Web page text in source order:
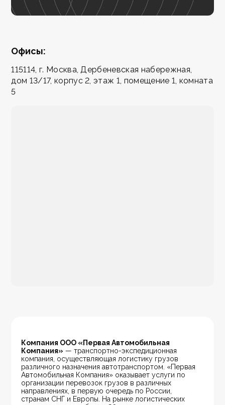
Офисы:
115114, г. Москва, Дербеневская набережная,
дом 13/17, корпус 2, этаж 1, помещение 1, комната
5
Компания ООО «Первая Автомобильная
Компания» — транспортно-экспедиционная
компания, осуществляющая логистику грузов
различного назначения автотранспортом. «Первая
Автомобильная Компания» оказывает услуги по
организации перевозок грузов в различных
направлениях, в первую очередь по России,
странам СНГ и Европы. На рынке логистических